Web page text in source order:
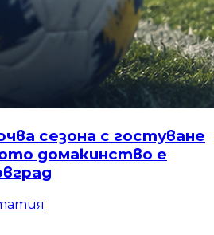
сезона с гостуване
домакинство е